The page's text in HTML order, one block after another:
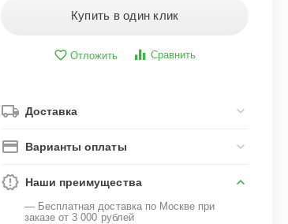
Купить в один клик
Отложить Сравнить
Доставка
Варианты оплаты
Наши преимущества
— Бесплатная доставка по Москве при
заказе от 3 000 рублей